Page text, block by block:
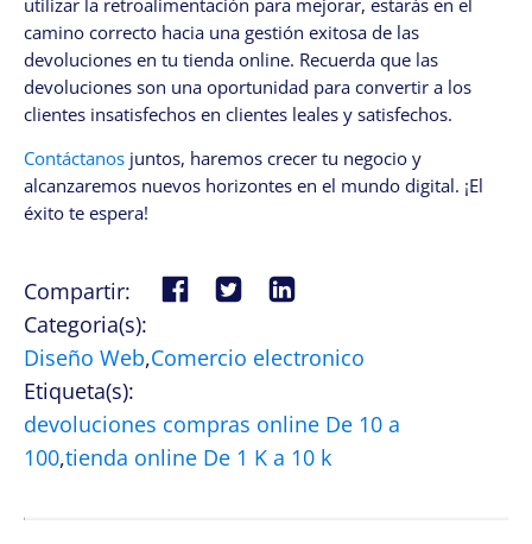
camino correcto hacia una gestión exitosa de las
devoluciones en tu tienda online. Recuerda que las
devoluciones son una oportunidad para convertir a los
clientes insatisfechos en clientes leales y satisfechos.
Contáctanos juntos, haremos crecer tu negocio y
alcanzaremos nuevos horizontes en el mundo digital. ¡El
éxito te espera!
Compartir:
Categoria(s):
Diseño Web,Comercio electronico
Etiqueta(s):
devoluciones compras online De 10 a
100,tienda online De 1 K a 10 k